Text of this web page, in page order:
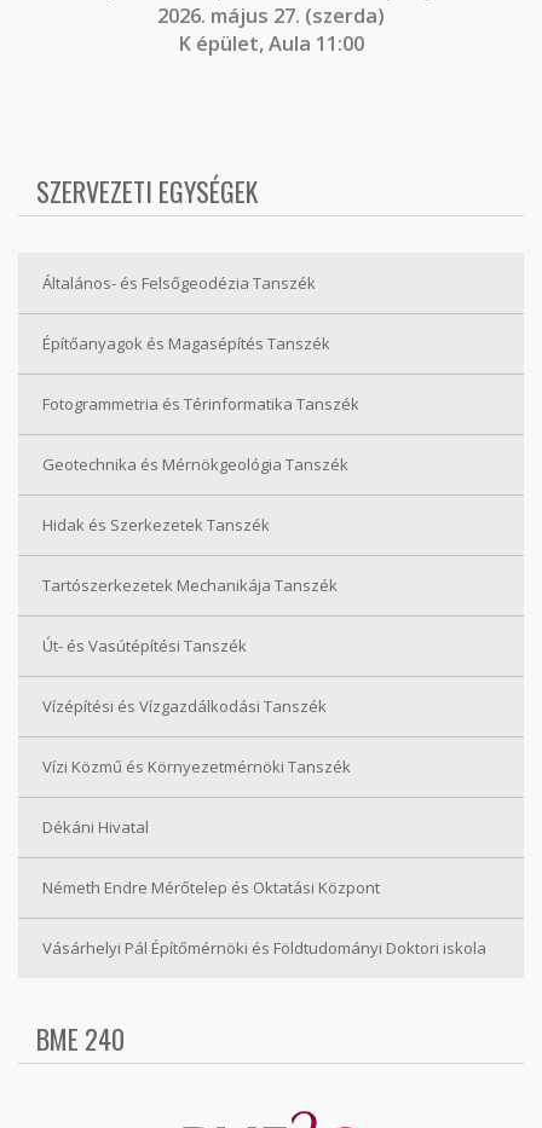
2026. május 27. (szerda)
K épület, Aula 11:00
SZERVEZETI EGYSÉGEK
Általános- és Felsőgeodézia Tanszék
Építőanyagok és Magasépítés Tanszék
Fotogrammetria és Térinformatika Tanszék
Geotechnika és Mérnökgeológia Tanszék
Hidak és Szerkezetek Tanszék
Tartószerkezetek Mechanikája Tanszék
Út- és Vasútépítési Tanszék
Vízépítési és Vízgazdálkodási Tanszék
Vízi Közmű és Környezetmérnöki Tanszék
Dékáni Hivatal
Németh Endre Mérőtelep és Oktatási Központ
Vásárhelyi Pál Építőmérnöki és Földtudományi Doktori iskola
BME 240